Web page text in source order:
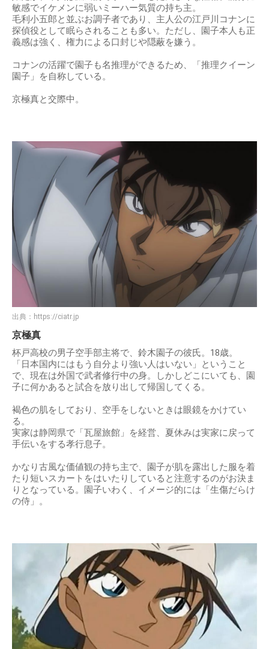
敏感でイケメンに弱いミーハー気質の持ち主。
毛利小五郎と並ぶお調子者であり、主人公の江戸川コナンに
探偵役として眠らされることも多い。ただし、園子本人も正
義感は強く、権力による口封じや隠蔽を嫌う。
コナンの活躍で園子も名推理ができるため、「推理クイーン
園子」を自称している。
京極真と交際中。
出典： https://ciatr.jp
京極真
杯戸高校の男子空手部主将で、鈴木園子の彼氏。18歳。
「日本国内にはもう自分より強い人はいない」ということ
で、現在は外国で武者修行中の身。しかしどこにいても、園
子に何かあると試合を放り出して帰国してくる。
褐色の肌をしており、空手をしないときは眼鏡をかけてい
る。
実家は静岡県で「瓦屋旅館」を経営、夏休みは実家に戻って
手伝いをする孝行息子。
かなり古風な価値観の持ち主で、園子が肌を露出した服を着
たり短いスカートをはいたりしていると注意するのがお決ま
りとなっている。園子いわく、イメージ的には「生傷だらけ
の侍」。